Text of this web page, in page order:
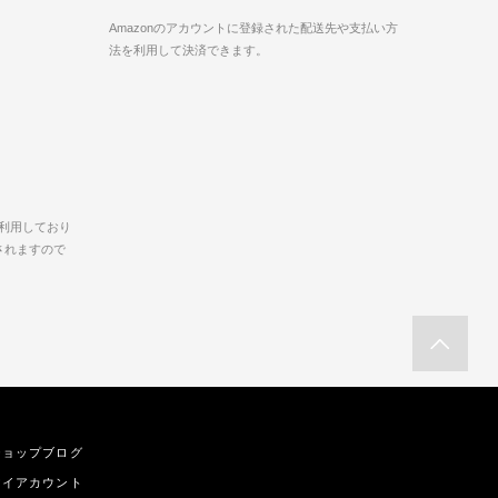
Amazonのアカウントに登録された配送先や支払い方
法を利用して決済できます。
用しており
れますので
ョップブログ
イアカウント